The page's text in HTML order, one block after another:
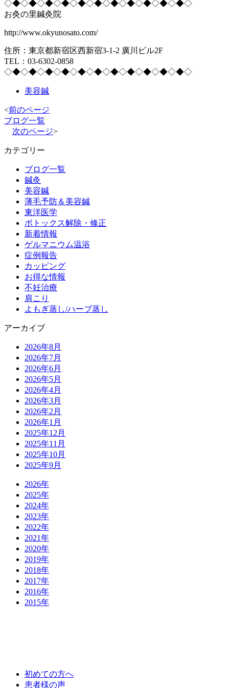
◇◆◇◆◇◆◇◆◇◆◇◆◇◆◇◆◇◆◇◆◇◆◇
お灸の里鍼灸院
http://www.okyunosato.com/
住所：東京都新宿区西新宿3-1-2 廣川ビル2F
TEL：03-6302-0858
◇◆◇◆◇◆◇◆◇◆◇◆◇◆◇◆◇◆◇◆◇◆◇
美容鍼
<前のページ
ブログ一覧
次のページ>
カテゴリー
ブログ一覧
鍼灸
美容鍼
薄毛予防＆美容鍼
東洋医学
ボトックス解除・修正
新着情報
ゲルマニウム温浴
症例報告
カッピング
お得な情報
不妊治療
肩こり
よもぎ蒸し/ハーブ蒸し
アーカイブ
2026年8月
2026年7月
2026年6月
2026年5月
2026年4月
2026年3月
2026年2月
2026年1月
2025年12月
2025年11月
2025年10月
2025年9月
2026年
2025年
2024年
2023年
2022年
2021年
2020年
2019年
2018年
2017年
2016年
2015年
初めての方へ
患者様の声